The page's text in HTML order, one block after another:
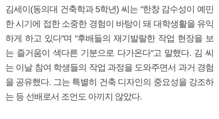
김세이(동의대 건축학과 5학년) 씨는 "한창 감수성이 예민
한 시기에 접한 소중한 경험이 바탕이 돼 대학생활을 유익
하게 하고 있다"며 "후배들의 재기발랄한 작업 현장을 보
는 즐거움이 색다른 기분으로 다가온다"고 말했다. 김 씨
는 이날 참여 학생들의 작업 과정을 도와주면서 과거 경험
을 공유했다. 그는 특별히 건축 디자인의 중요성을 강조하
는 등 선배로서 조언도 아끼지 않았다.